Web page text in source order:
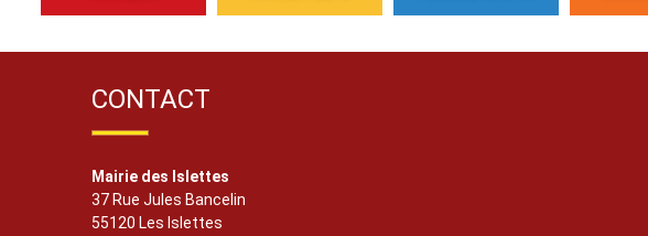
CONTACT
Mairie des Islettes
37 Rue Jules Bancelin
55120 Les Islettes